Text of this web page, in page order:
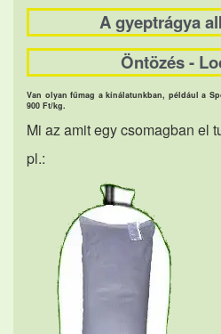
A gyeptrágya
Öntözés -
Van olyan fűmag a kínálatunkban, például a
900 Ft/kg.
Mi az amit egy csomagban el
pl.: